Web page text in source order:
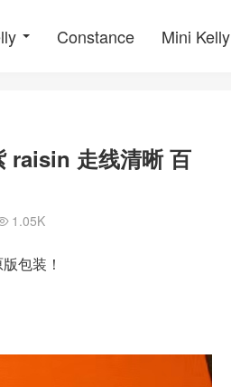
Constance Mini Kelly
raisin 走线清晰 百
1.05K
包装！